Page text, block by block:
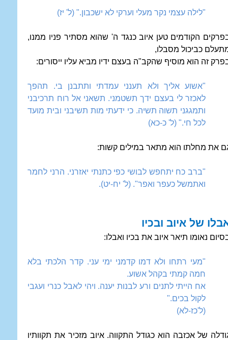
"לילה עצמי נקר מעלי וערקי לא ישכבון." (ל' יז)
הקודמים טען איוב כנגד ה' שהוא מסתיר פניו ממנו,
כביכול מסבלו,
זה הוא מוסיף שהקב"ה בעצם ידיו מביא עליו ייסורים:
"אשוע אליך ולא תענני עמדתי ותתבנן בי. תהפך
לאכזר לי בעצם ידך תשטמני. תשאני אל רוח תרכיבני
ותמגגני תשוה תשיה. כי ידעתי מות תשיבני ובית מועד
לכל חי." (ל' כ-כא)
את מחלתו הוא מתאר במילים קשות:
"ברב כח יתחפש לבושי כפי כתנתי יאזרני. הרני לחמר
ואתמשל כעפר ואפר". (ל' יח-יט).
של איוב ובכיו
נאומו תיאר איוב את בכיו ואבלו:
"מעי רתחו ולא דמו קדמני ימי עני. קדר הלכתי בלא
חמה קמתי בקהל אשוע.
אח הייתי לתנים ורע לבנות יענה. ויהי לאבל כנרי ועגבי
לקול בכים."
(ל'כז-לא)
של אכזבה הוא כגודל התקווה. איוב מזכיר את תקוותיו